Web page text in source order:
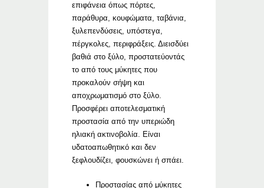
επιφάνεια όπως πόρτες,
παράθυρα, κουφώματα, ταβάνια,
ξυλεπενδύσεις, υπόστεγα,
πέργκολες, περιφράξεις. Διεισδύει
βαθιά στο ξύλο, προστατεύοντάς
το από τους μύκητες που
προκαλούν σήψη και
αποχρωματισμό στο ξύλο.
Προσφέρει αποτελεσματική
προστασία από την υπεριώδη
ηλιακή ακτινοβολία. Είναι
υδατοαπωθητικό και δεν
ξεφλουδίζει, φουσκώνει ή σπάει.
Προστασίας από μύκητες